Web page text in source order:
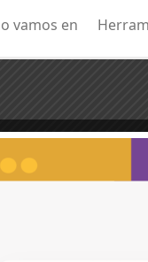
vamos en
el empleo
de ocupados y aumenta la
laboral de